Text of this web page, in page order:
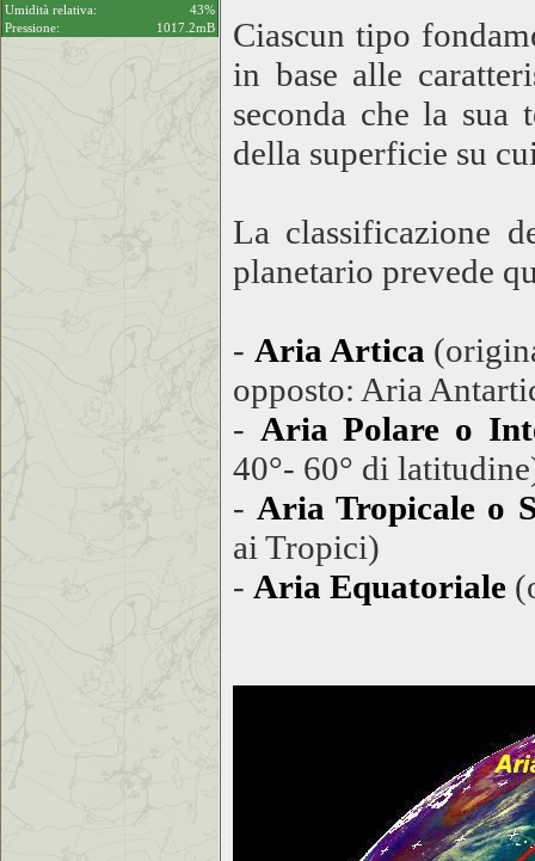
Umidità relativa:
43%
Pressione:
1017.2mB
Ciascun tipo
in base alle
seconda che la sua
della superficie su
La classificazione
planetario prevede
- Aria Artica
opposto: Aria
- Aria Polare o
40°- 60° di
- Aria Tropicale o
ai Tropici)
- Aria Equatoriale